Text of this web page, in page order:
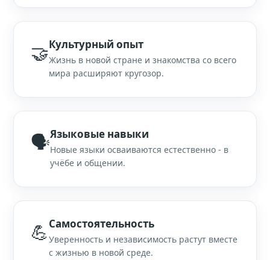
🤝Культурный опыт
Жизнь в новой стране и знакомства со всего
мира расширяют кругозор.
🗣Языковые навыки
Новые языки осваиваются естественно - в
учёбе и общении.
💪Самостоятельность
Уверенность и независимость растут вместе
с жизнью в новой среде.